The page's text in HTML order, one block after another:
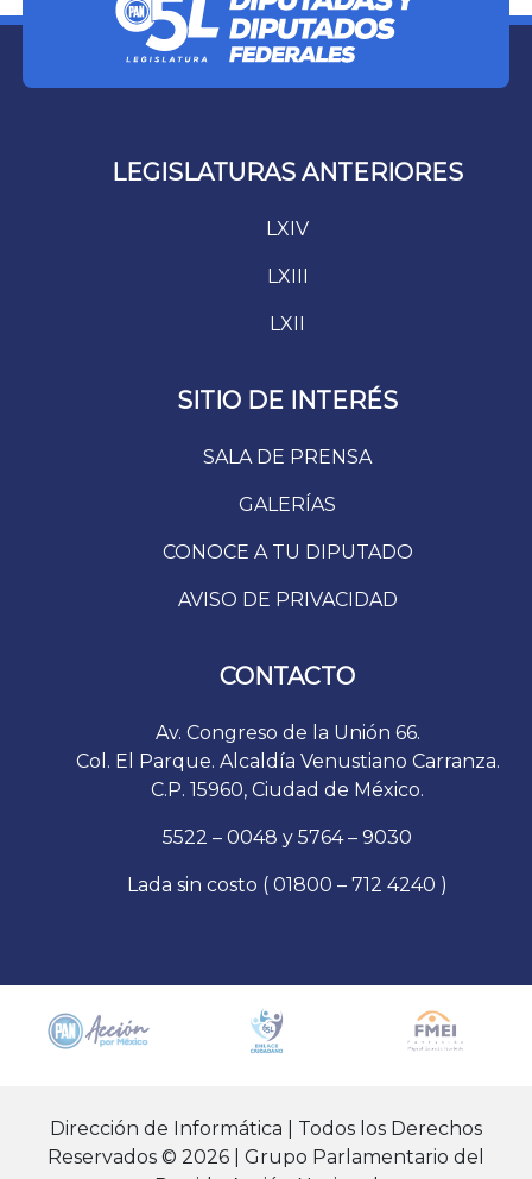
LEGISLATURAS ANTERIORES
LXIV
LXIII
LXII
SITIO DE INTERÉS
SALA DE PRENSA
GALERÍAS
CONOCE A TU DIPUTADO
AVISO DE PRIVACIDAD
CONTACTO
Av. Congreso de la Unión 66.
Col. El Parque. Alcaldía Venustiano Carranza.
C.P. 15960, Ciudad de México.
5522 – 0048 y 5764 – 9030
Lada sin costo ( 01800 – 712 4240 )
Dirección de Informática | Todos los Derechos
Reservados © 2026 | Grupo Parlamentario del